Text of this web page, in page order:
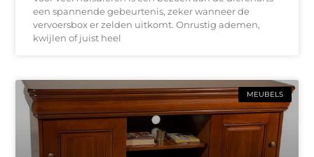
een spannende gebeurtenis, zeker wanneer de
vervoersbox er zelden uitkomt. Onrustig ademen,
kwijlen of juist heel
MEUBELS